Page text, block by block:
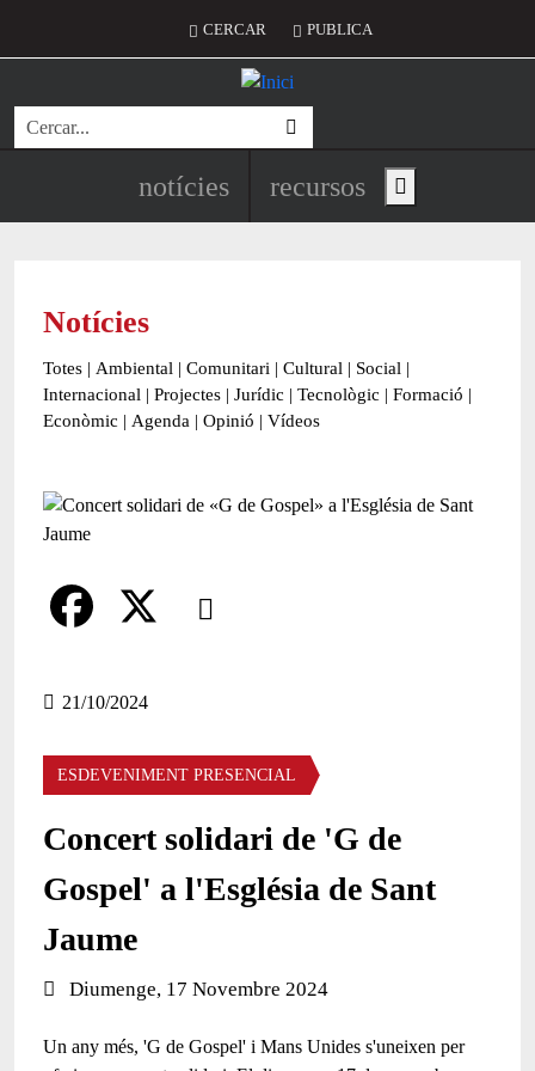
Menú del compte d'usuari
CERCAR PUBLICA
Cerca
Navegació principal de
notícies recursos Show main menu
Notícies
Totes | Ambiental | Comunitari | Cultural | Social |
Internacional | Projectes | Jurídic | Tecnològic | Formació |
Econòmic | Agenda | Opinió | Vídeos
Comparteix
a
b
k
21/10/2024
ESDEVENIMENT PRESENCIAL
Concert solidari de 'G de
Gospel' a l'Església de Sant
Jaume
Data de l'esdeveniment:
Diumenge, 17 Novembre 2024
Un any més, 'G de Gospel' i Mans Unides s'uneixen per